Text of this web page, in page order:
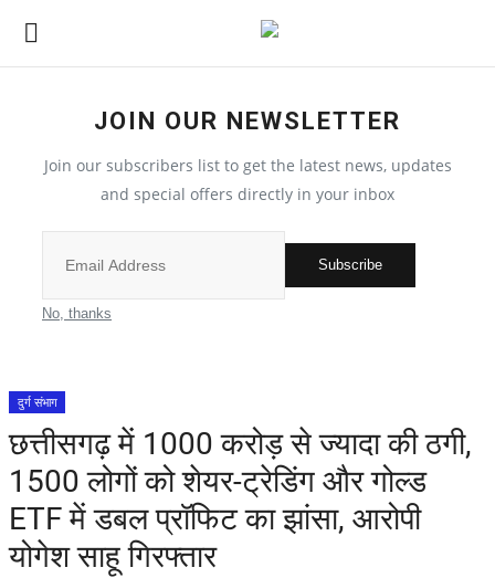
मुख्य समाचार
छत्तीसगढ़
All
सरगुजा संभाग
JOIN OUR NEWSLETTER
Join our subscribers list to get the latest news, updates
and special offers directly in your inbox
Subscribe
No, thanks
दुर्ग संभाग
छत्तीसगढ़ में 1000 करोड़ से ज्यादा की ठगी,
1500 लोगों को शेयर-ट्रेडिंग और गोल्ड
ETF में डबल प्रॉफिट का झांसा, आरोपी
योगेश साहू गिरफ्तार